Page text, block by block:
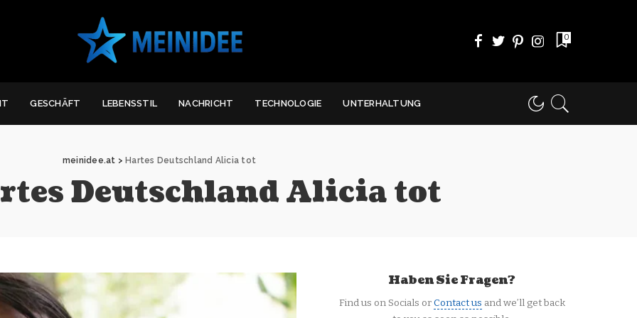
0
GESCHÄFT LEBENSSTIL NACHRICHT TECHNOLOGIE UNTERHALTUNG
meinidee.at >Hartes Deutschland Alicia tot
Deutschland Alicia tot
Haben Sie Fragen?
Find us on Socials orContact us and we’ll get back